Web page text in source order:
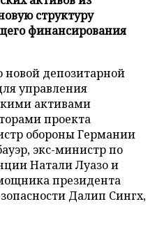
структуру
финансирования
депозитарной
управления
активами
проекта
обороны Германии
экс-министр по
Натали Луазо и
президента
Далип Сингх,